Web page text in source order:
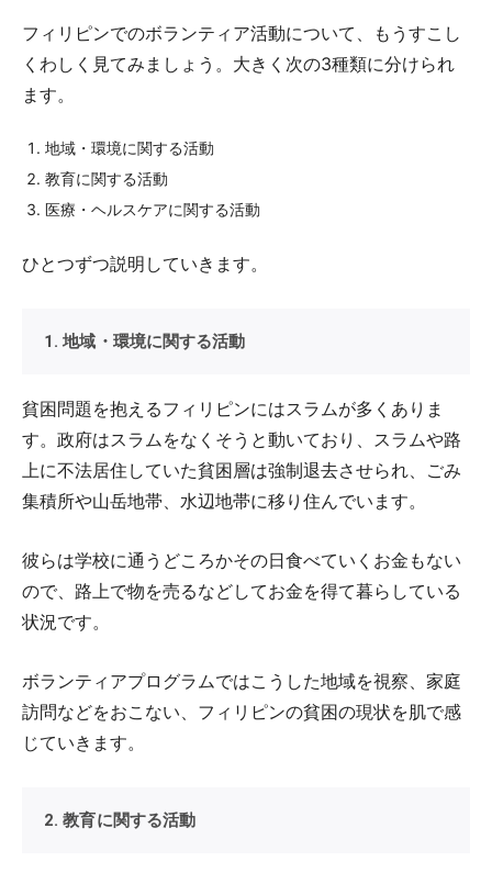
フィリピンでのボランティア活動について、もうすこし
くわしく見てみましょう。大きく次の3種類に分けられ
ます。
地域・環境に関する活動
教育に関する活動
医療・ヘルスケアに関する活動
ひとつずつ説明していきます。
1. 地域・環境に関する活動
貧困問題を抱えるフィリピンにはスラムが多くありま
す。政府はスラムをなくそうと動いており、スラムや路
上に不法居住していた貧困層は強制退去させられ、ごみ
集積所や山岳地帯、水辺地帯に移り住んでいます。
彼らは学校に通うどころかその日食べていくお金もない
ので、路上で物を売るなどしてお金を得て暮らしている
状況です。
ボランティアプログラムではこうした地域を視察、家庭
訪問などをおこない、フィリピンの貧困の現状を肌で感
じていきます。
2. 教育に関する活動